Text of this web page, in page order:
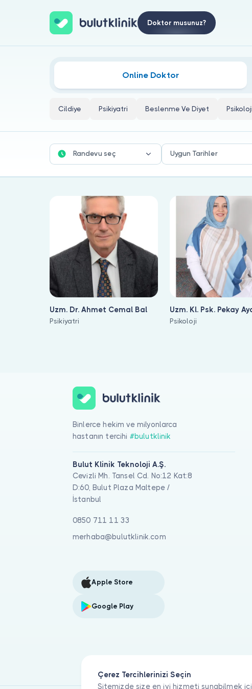
Doktor musunuz?
Sistemik Aile Terapisi Doktorları
Online Doktor
Cildiye Psikiyatri Beslenme Ve Diyet Psikoloji
Randevu seç Uygun Tarihler
Uzm. Dr. Ahmet Cemal Bal
Psikiyatri
Uzm. Kl. Psk. Pekay
Psikoloji
Çerez Tercihlerinizi Seçin
Sitemizde size en iyi hizmeti sunabilmek
Binlerce hekim ve milyonlarca
hastanın tercihi #bulutklinik
Bulut Klinik Teknoloji A.Ş.
Cevizli Mh. Tansel Cd. No:12 Kat:8
D:60, Bulut Plaza Maltepe /
İstanbul
0850 711 11 33
merhaba@bulutklinik.com
Apple Store
Google Play